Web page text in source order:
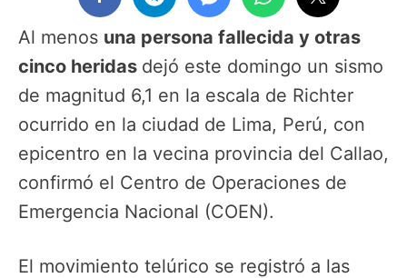
Al menos una persona fallecida y otras
cinco heridas dejó este domingo un sismo
de magnitud 6,1 en la escala de Richter
ocurrido en la ciudad de Lima, Perú, con
epicentro en la vecina provincia del Callao,
confirmó el Centro de Operaciones de
Emergencia Nacional (COEN).
El movimiento telúrico se registró a las